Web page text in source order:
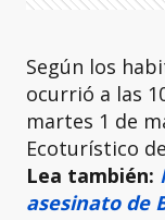
Según los
ocurrió a las
martes 1 de
Ecoturístico
Lea también:
asesinato de